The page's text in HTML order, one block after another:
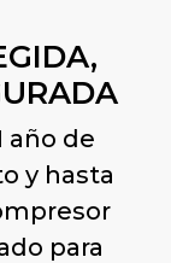
año de
y hasta
para